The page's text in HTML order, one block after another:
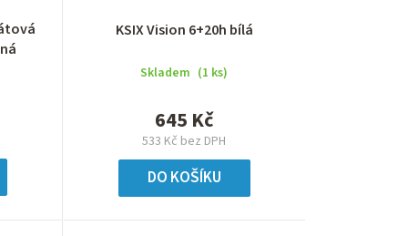
KSIX Vision 6+20h bílá
Skladem (1 ks)
533 Kč bez DPH
645 Kč
DO KOŠÍKU